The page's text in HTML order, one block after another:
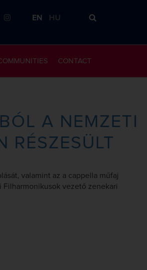
EN HU
CONTACT
A NEMZETI
RÉSZESÜLT
valamint az a cappella műfaj
Filharmonikusok vezető zenekari